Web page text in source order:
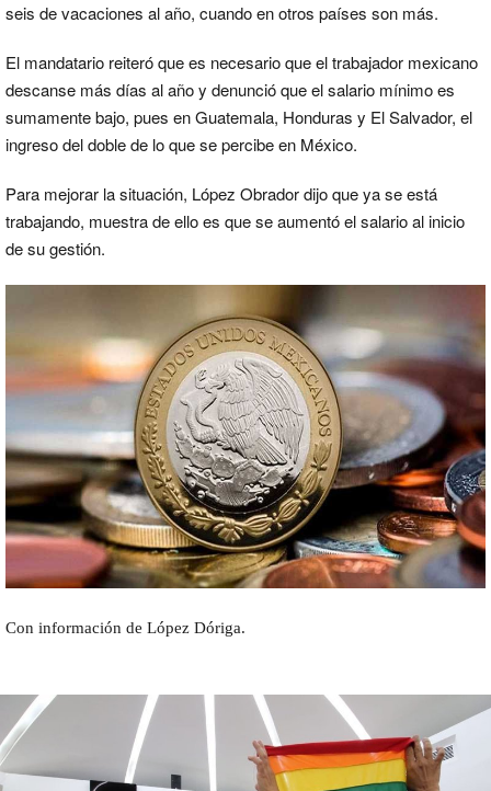
seis de vacaciones al año, cuando en otros países son más.
El mandatario reiteró que es necesario que el trabajador mexicano
descanse más días al año y denunció que el salario mínimo es
sumamente bajo, pues en Guatemala, Honduras y El Salvador, el
ingreso del doble de lo que se percibe en México.
Para mejorar la situación, López Obrador dijo que ya se está
trabajando, muestra de ello es que se aumentó el salario al inicio
de su gestión.
Con información de López Dóriga.